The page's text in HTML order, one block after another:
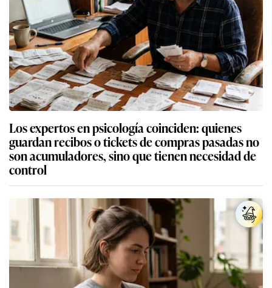
Los expertos en psicología coinciden: quienes
guardan recibos o tickets de compras pasadas no
son acumuladores, sino que tienen necesidad de
control